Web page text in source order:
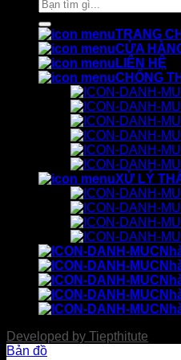
kiếm:
TRANG
CỬA
LIÊN HỆ
CHỐNG
XỬ LÝ
Developed by Tiepthitute
Bản đồ